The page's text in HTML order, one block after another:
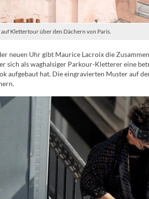
Klettertour über den Dächern von Paris.
neuen Uhr gibt Maurice Lacroix die
sich als waghalsiger Parkour-Kletterer eine
aufgebaut hat. Die eingravierten Muster auf